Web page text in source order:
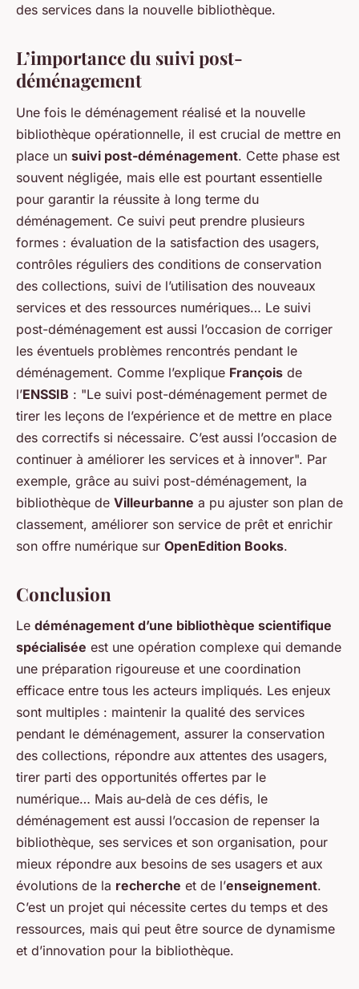
des services dans la nouvelle bibliothèque.
L’importance du suivi post-
déménagement
Une fois le déménagement réalisé et la nouvelle
bibliothèque opérationnelle, il est crucial de mettre en
place un suivi post-déménagement. Cette phase est
souvent négligée, mais elle est pourtant essentielle
pour garantir la réussite à long terme du
déménagement. Ce suivi peut prendre plusieurs
formes : évaluation de la satisfaction des usagers,
contrôles réguliers des conditions de conservation
des collections, suivi de l’utilisation des nouveaux
services et des ressources numériques… Le suivi
post-déménagement est aussi l’occasion de corriger
les éventuels problèmes rencontrés pendant le
déménagement. Comme l’explique François de
l’ENSSIB : "Le suivi post-déménagement permet de
tirer les leçons de l’expérience et de mettre en place
des correctifs si nécessaire. C’est aussi l’occasion de
continuer à améliorer les services et à innover". Par
exemple, grâce au suivi post-déménagement, la
bibliothèque de Villeurbanne a pu ajuster son plan de
classement, améliorer son service de prêt et enrichir
son offre numérique sur OpenEdition Books.
Conclusion
Le déménagement d’une bibliothèque scientifique
spécialisée est une opération complexe qui demande
une préparation rigoureuse et une coordination
efficace entre tous les acteurs impliqués. Les enjeux
sont multiples : maintenir la qualité des services
pendant le déménagement, assurer la conservation
des collections, répondre aux attentes des usagers,
tirer parti des opportunités offertes par le
numérique… Mais au-delà de ces défis, le
déménagement est aussi l’occasion de repenser la
bibliothèque, ses services et son organisation, pour
mieux répondre aux besoins de ses usagers et aux
évolutions de la recherche et de l’enseignement.
C’est un projet qui nécessite certes du temps et des
ressources, mais qui peut être source de dynamisme
et d’innovation pour la bibliothèque.